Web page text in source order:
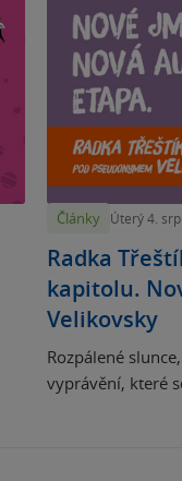
Články Úterý 4.
Radka
kapitolu.
Velikovsky
Rozpálené
vyprávění, které